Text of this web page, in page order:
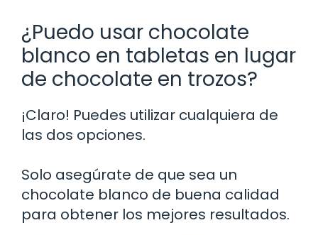
¿Puedo usar chocolate
blanco en tabletas en lugar
de chocolate en trozos?
¡Claro! Puedes utilizar cualquiera de
las dos opciones.
Solo asegúrate de que sea un
chocolate blanco de buena calidad
para obtener los mejores resultados.